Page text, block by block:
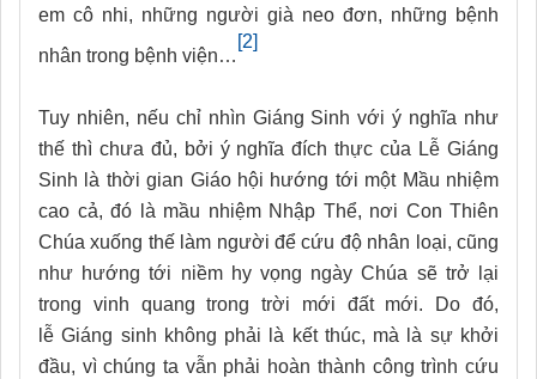
em cô nhi, những người già neo đơn, những bệnh
nhân trong bệnh viện…
[2]
Tuy nhiên, nếu chỉ nhìn Giáng Sinh với ý nghĩa như
thế thì chưa đủ, bởi ý nghĩa đích thực của Lễ Giáng
Sinh là thời gian Giáo hội hướng tới một Mầu nhiệm
cao cả, đó là mầu nhiệm Nhập Thể, nơi Con Thiên
Chúa xuống thế làm người để cứu độ nhân loại, cũng
như hướng tới niềm hy vọng ngày Chúa sẽ trở lại
trong vinh quang trong trời mới đất mới. Do đó,
lễ Giáng sinh không phải là kết thúc, mà là sự khởi
đầu, vì chúng ta vẫn phải hoàn thành công trình cứu